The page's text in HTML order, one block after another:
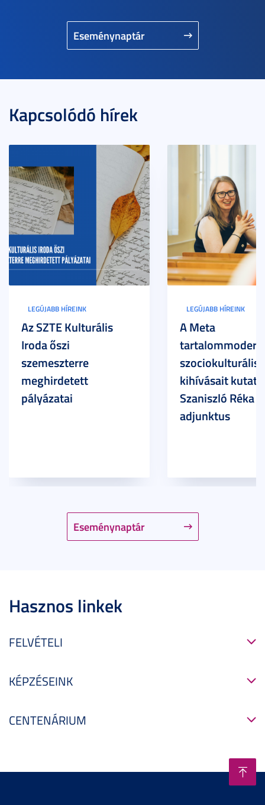
Eseménynaptár
Kapcsolódó hírek
Eseménynaptár
LEGÚJABB HÍREINK
Az SZTE Kulturális
Iroda őszi
szemeszterre
meghirdetett
pályázatai
LEGÚJABB HÍREINK
A Meta
szociokulturális
kihívásait
Szaniszló Réka
adjunktus
Hasznos linkek
FELVÉTELI
KÉPZÉSEINK
CENTENÁRIUM